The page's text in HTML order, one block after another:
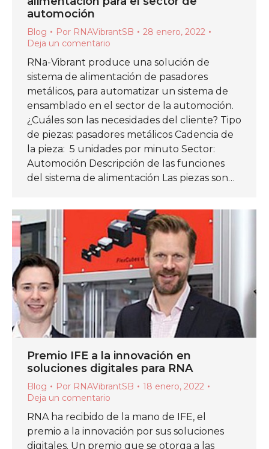
automoción
Blog Por RNAVibrantSB
28 enero, 2022
Deja un comentario
RNa-Vibrant produce una solución de
sistema de alimentación de pasadores
metálicos, para automatizar un sistema de
ensamblado en el sector de la automoción.
¿Cuáles son las necesidades del cliente? Tipo
de piezas: pasadores metálicos Cadencia de
la pieza: 5 unidades por minuto Sector:
Automoción Descripción de las funciones
del sistema de alimentación Las piezas son…
Premio IFE a la innovación en
soluciones digitales para RNA
Blog Por RNAVibrantSB
18 enero, 2022
Deja un comentario
RNA ha recibido de la mano de IFE, el
premio a la innovación por sus soluciones
digitales. Un premio que se otorga a las